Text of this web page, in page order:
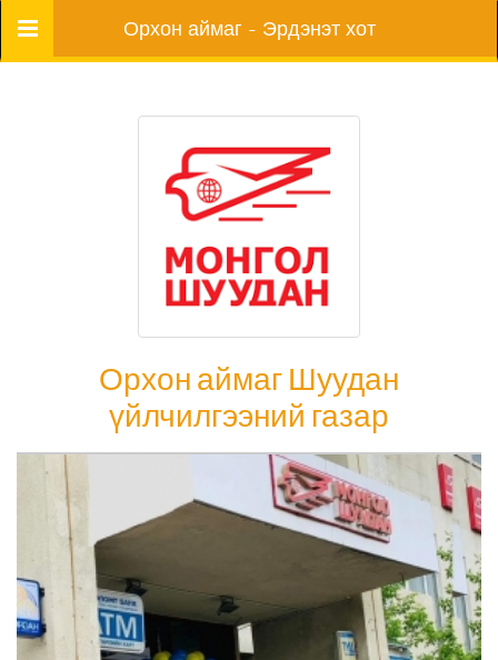
Цэс Орхон аймаг - Эрдэнэт хот
Орхон аймаг Шуудан
үйлчилгээний газар